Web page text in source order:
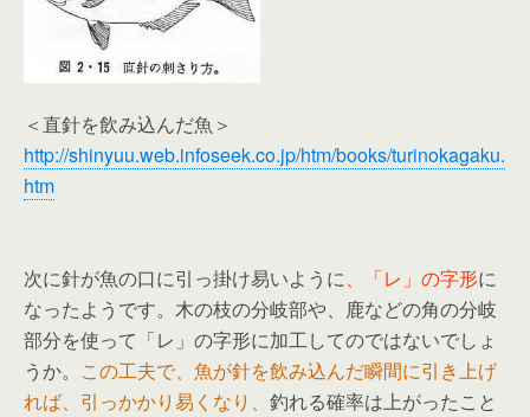
＜直針を飲み込んだ魚＞
http://shinyuu.web.infoseek.co.jp/htm/books/turinokagaku.
htm
次に針が魚の口に引っ掛け易いように、「レ」の字形に
なったようです。木の枝の分岐部や、鹿などの角の分岐
部分を使って「レ」の字形に加工してのではないでしょ
うか。 この工夫で、魚が針を飲み込んだ瞬間に引き上げ
れば、引っかかり易くなり、 釣れる確率は上がったこと